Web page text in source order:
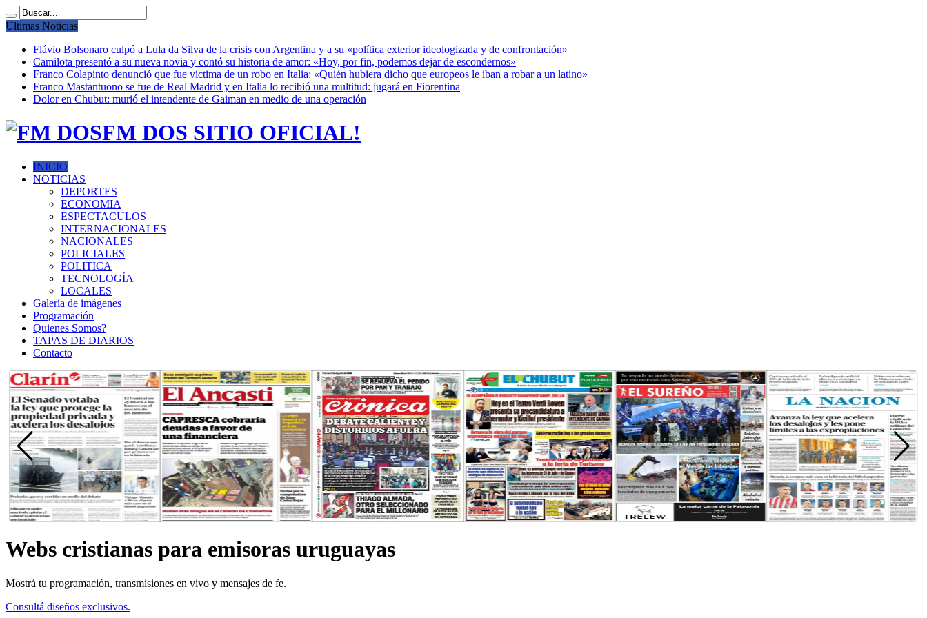
Ultimas Noticias
Flávio Bolsonaro culpó a Lula da Silva de la crisis con Argentina y a su «política exterior ideologizada y de confrontación»
Camilota presentó a su nueva novia y contó su historia de amor: «Hoy, por fin, podemos dejar de escondernos»
Franco Colapinto denunció que fue víctima de un robo en Italia: «Quién hubiera dicho que europeos le iban a robar a un latino»
Franco Mastantuono se fue de Real Madrid y en Italia lo recibió una multitud: jugará en Fiorentina
Dolor en Chubut: murió el intendente de Gaiman en medio de una operación
FM DOS SITIO OFICIAL!
INICIO
NOTICIAS
DEPORTES
ECONOMIA
ESPECTACULOS
INTERNACIONALES
NACIONALES
POLICIALES
POLITICA
TECNOLOGÍA
LOCALES
Galería de imágenes
Programación
Quienes Somos?
TAPAS DE DIARIOS
Contacto
Webs cristianas para emisoras uruguayas
Mostrá tu programación, transmisiones en vivo y mensajes de fe.
Consultá diseños exclusivos.